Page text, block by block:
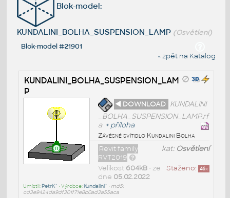
Blok-model:
KUNDALINI_BOLHA_SUSPENSION_LAMP (Osvětlení)
Blok-model #21901
« zpět na Katalog
KUNDALINI_BOLHA_SUSPENSION_LAM
P
◄ DOWNLOAD KUNDALINI
_BOLHA_SUSPENSION_LAMP.rf
a + příloha
Závěsné svítidlo Kundalini Bolha
kat: Osvětlení
Revit family
RVT2019
Staženo: 46x
Velikost 604kB• ze
dne 05.02.2022
Umístil: PetrK^ • Výrobce: Kundalini^ • md5:
cd3e9424da9df301f71e8b0ad3a55aca